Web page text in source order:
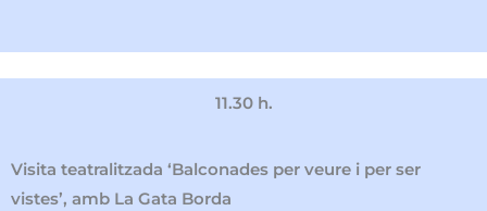
11.30 h.
Visita teatralitzada ‘Balconades per veure i per ser
vistes’, amb La Gata Borda